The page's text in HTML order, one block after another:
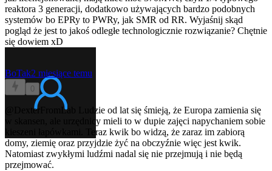
reaktora 3 generacji, dodatkowo używających bardzo podobnych
systemów bo EPRy to PWRy, jak SMR od RR. Wyjaśnij skąd
pogląd że jest to jakoś odległe technologicznie rozwiązanie? Chętnie
się dowiem xD
BoTak2 miesiące temu
0
@DexterFromLab
Ludzie od lat się śmieją, że Europa zamienia się
w skansen, ale urzędnicy mieli to w dupie zajęci napychaniem sobie
kieszeni łapówkami. Teraz kwik bo widzą, że zaraz im zabiorą
domy, ziemię oraz przyjdzie żyć na obczyźnie więc jest kwik.
Natomiast zwykłymi ludźmi nadal się nie przejmują i nie będą
przejmować.